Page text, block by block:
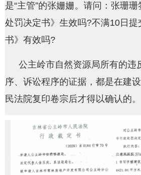
是“主管”的张姗姗。请问：张珊
处罚决定书》生效吗?不满10日
书》有效吗?
公主岭市自然资源局所有的违
序、诉讼程序的证据，都是在建
民法院复印卷宗后才得以确认的。